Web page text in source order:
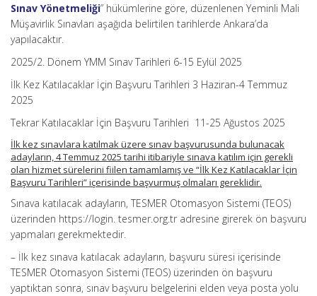
Sınav Yönetmeliği” hükümlerine göre, düzenlenen Yeminli Mali
Müşavirlik Sınavları aşağıda belirtilen tarihlerde Ankara’da
yapılacaktır.
2025/2. Dönem YMM Sınav Tarihleri 6-15 Eylül 2025
İlk Kez Katılacaklar İçin Başvuru Tarihleri 3 Haziran-4 Temmuz
2025
Tekrar Katılacaklar İçin Başvuru Tarihleri 11-25 Ağustos 2025
İlk kez sınavlara katılmak üzere sınav başvurusunda bulunacak
adayların, 4 Temmuz 2025 tarihi itibariyle sınava katılım için gerekli
olan hizmet sürelerini fiilen tamamlamış ve “İlk Kez Katılacaklar İçin
Başvuru Tarihleri” içerisinde başvurmuş olmaları gereklidir.
Sınava katılacak adayların, TESMER Otomasyon Sistemi (TEOS)
üzerinden https://login. tesmer.org.tr adresine girerek ön başvuru
yapmaları gerekmektedir.
– İlk kez sınava katılacak adayların, başvuru süresi içerisinde
TESMER Otomasyon Sistemi (TEOS) üzerinden ön başvuru
yaptıktan sonra, sınav başvuru belgelerini elden veya posta yolu